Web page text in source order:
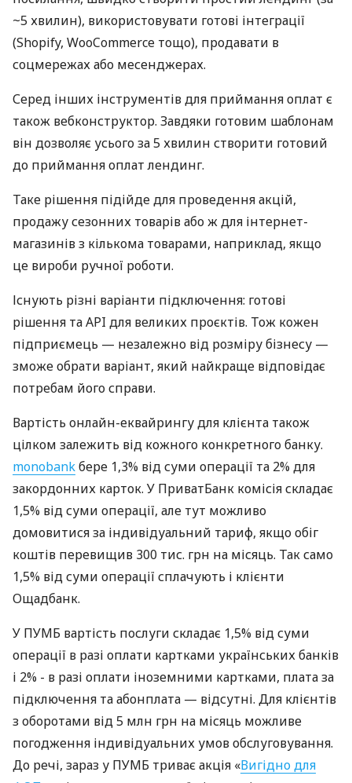
~5 хвилин), використовувати готові інтеграції
(Shopify, WooCommerce тощо), продавати в
соцмережах або месенджерах.
Серед інших інструментів для приймання оплат є
також вебконструктор. Завдяки готовим шаблонам
він дозволяє усього за 5 хвилин створити готовий
до приймання оплат лендинг.
Таке рішення підійде для проведення акцій,
продажу сезонних товарів або ж для інтернет-
магазинів з кількома товарами, наприклад, якщо
це вироби ручної роботи.
Існують різні варіанти підключення: готові
рішення та API для великих проєктів. Тож кожен
підприємець — незалежно від розміру бізнесу —
зможе обрати варіант, який найкраще відповідає
потребам його справи.
Вартість онлайн-еквайрингу для клієнта також
цілком залежить від кожного конкретного банку.
monobankбере 1,3% від суми операції та 2% для
закордонних карток. У ПриватБанк комісія складає
1,5% від суми операції, але тут можливо
домовитися за індивідуальний тариф, якщо обіг
коштів перевищив 300 тис. грн на місяць. Так само
1,5% від суми операції сплачують і клієнти
Ощадбанк.
У ПУМБ вартість послуги складає 1,5% від суми
операції в разі оплати картками українських банків
і 2% - в разі оплати іноземними картками, плата за
підключення та абонплата — відсутні. Для клієнтів
з оборотами від 5 млн грн на місяць можливе
погодження індивідуальних умов обслуговування.
До речі, зараз у ПУМБ триває акція «Вигідно для